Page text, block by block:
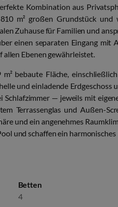
Kombination aus
m² großen Grundstück
Zuhause für Familien und
einen separaten Eingang mit
Ebenen gewährleistet.
bebaute Fläche,
und einladende
Schlafzimmer — jeweils mit
Terrassenglas und Außen-
und ein angenehmes
und schaffen ein
Betten
4